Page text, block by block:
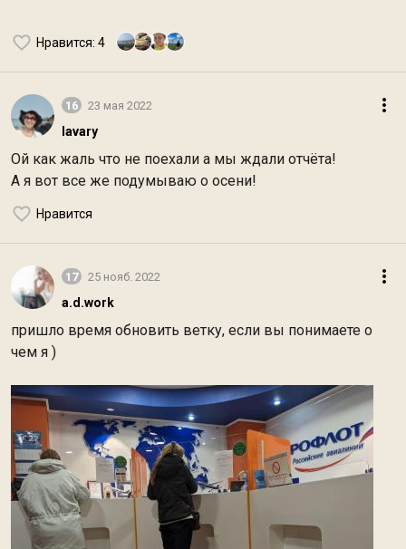
Нравится: 4
16 23 мая 2022
lavary
Ой как жаль что не поехали а мы ждали отчёта!
А я вот все же подумываю о осени!
Нравится
17 25 нояб. 2022
a.d.work
пришло время обновить ветку, если вы понимаете о
чем я )